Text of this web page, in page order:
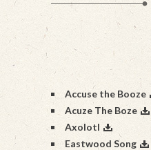
Accuse the Booze
Acuze The Boze
Axolotl
Eastwood Song